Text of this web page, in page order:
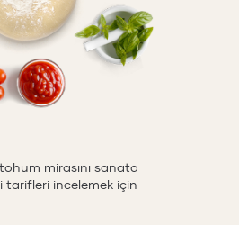
mirasını sanata
incelemek için